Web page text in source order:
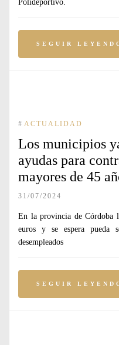
Polideportivo.
SEGUIR
# ACTUALIDAD
Los municipios
ayudas para
mayores de 45
31/07/2024
En la provincia de Córdoba
euros y se espera pueda
desempleados
SEGUIR